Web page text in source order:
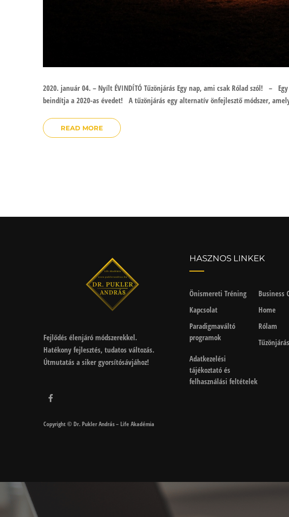
2020. január 04. – Nyílt ÉVINDÍTÓ Tűzönjárás Egy nap, ami csak Rólad szól! –
beindítja a 2020-as évedet! A tűzönjárás egy alternatív önfejlesztő módszer,
READ MORE
Fejlődés élenjáró módszerekkel.
Hatékony fejlesztés, tudatos változás.
Útmutatás a siker gyorsítósávjához!
HASZNOS LINKEK
Önismereti Tréning
Business
Kapcsolat
Home
Paradigmaváltó
programok
Rólam
Tűzönjárás
Adatkezelési
tájékoztató és
felhasználási feltételek
Copyright © Dr. Pukler András – Life Akadémia